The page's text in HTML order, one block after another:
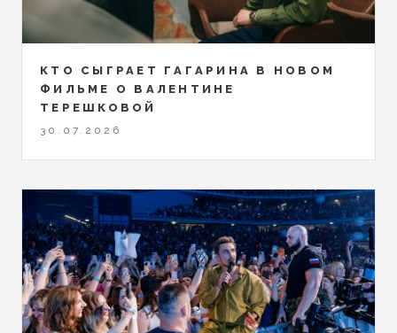
КТО СЫГРАЕТ ГАГАРИНА В НОВОМ
ФИЛЬМЕ О ВАЛЕНТИНЕ
ТЕРЕШКОВОЙ
30.07.2026